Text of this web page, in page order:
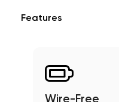
Features
Wire-Free